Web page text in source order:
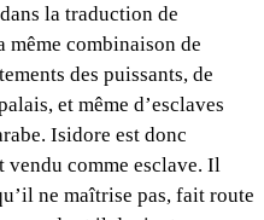
la traduction de
combinaison de
des puissants, de
et même d’esclaves
Isidore est donc
vendu comme esclave. Il
ne maîtrise pas, fait route